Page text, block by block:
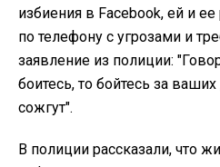
избиения в Facebook, ей и
по телефону с угрозами и
заявление из полиции:
боитесь, то бойтесь за
сожгут".
В полиции рассказали, что